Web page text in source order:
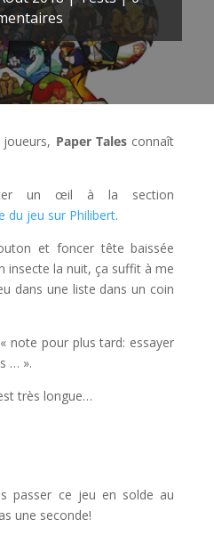
Paper Talesconnaît
un œil à la section
du jeu sur Philibert.
et foncer tête baissée
insecte la nuit, ça suffit à me
dans une liste dans un coin
note pour plus tard: essayer
… ».
très longue…
passer ce jeu en solde au
une seconde!